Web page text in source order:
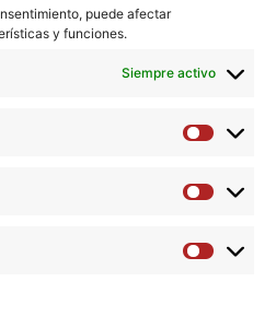
puede afectar
y funciones.
Siempre activo